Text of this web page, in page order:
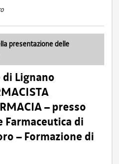
presentazione delle
Lignano
– presso
Farmaceutica di
– Formazione di